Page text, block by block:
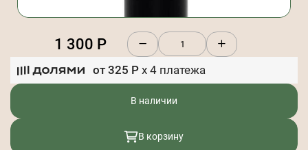
1 300 Р
от 325 Р x 4 платежа
В наличии
В корзину